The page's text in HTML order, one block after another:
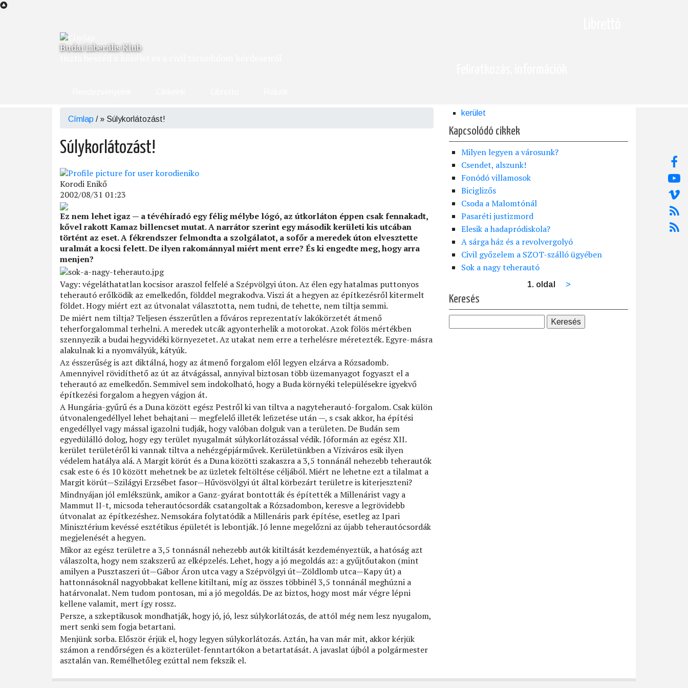
Ugrás
Budai Liberális Klub
Morzsa
Címlap / Súlykorlátozást!
Súlykorlátozást!
Korodi Enikő
2002/08/31 01:23
Ez nem lehet igaz — a tévéhíradó egy félig mélybe lógó, az útkorláton éppen csak fennakadt,
kővel rakott Kamaz billencset mutat. A narrátor szerint egy második kerületi kis utcában
történt az eset. A fékrendszer felmondta a szolgálatot, a sofőr a meredek úton elvesztette
uralmát a kocsi felett. De ilyen rakománnyal miért ment erre? És ki engedte meg, hogy arra
menjen?
Vagy: végeláthatatlan kocsisor araszol felfelé a Szépvölgyi úton. Az élen egy hatalmas puttonyos
teherautó erőlködik az emelkedőn, földdel megrakodva. Viszi át a hegyen az építkezésről kitermelt
földet. Hogy miért ezt az útvonalat választotta, nem tudni, de tehette, nem tiltja semmi.
De miért nem tiltja? Teljesen ésszerűtlen a főváros reprezentatív lakókörzetét átmenő
teherforgalommal terhelni. A meredek utcák agyonterhelik a motorokat. Azok fölös mértékben
szennyezik a budai hegyvidéki környezetet. Az utakat nem erre a terhelésre méretezték. Egyre-másra
alakulnak ki a nyomvályúk, kátyúk.
Az ésszerűség is azt diktálná, hogy az átmenő forgalom elől legyen elzárva a Rózsadomb.
Amennyivel rövidíthető az út az átvágással, annyival biztosan több üzemanyagot fogyaszt el a
teherautó az emelkedőn. Semmivel sem indokolható, hogy a Buda környéki településekre igyekvő
építkezési forgalom a hegyen vágjon át.
A Hungária-gyűrű és a Duna között egész Pestről ki van tiltva a nagyteherautó-forgalom. Csak külön
útvonalengedéllyel lehet behajtani — megfelelő illeték leﬁzetése után —, s csak akkor, ha építési
engedéllyel vagy mással igazolni tudják, hogy valóban dolguk van a területen. De Budán sem
egyedülálló dolog, hogy egy terület nyugalmát súlykorlátozással védik. Jóformán az egész XII.
kerület területéről ki vannak tiltva a nehézgépjárművek. Kerületünkben a Víziváros esik ilyen
védelem hatálya alá. A Margit körút és a Duna közötti szakaszra a 3,5 tonnánál nehezebb teherautók
csak este 6 és 10 között mehetnek be az üzletek feltöltése céljából. Miért ne lehetne ezt a tilalmat a
Margit körút—Szilágyi Erzsébet fasor—Hűvösvölgyi út által körbezárt területre is kiterjeszteni?
Mindnyájan jól emlékszünk, amikor a Ganz-gyárat bontották és építették a Millenárist vagy a
Mammut II-t, micsoda teherautócsordák csatangoltak a Rózsadombon, keresve a legrövidebb
útvonalat az építkezéshez. Nemsokára folytatódik a Millenáris park építése, esetleg az Ipari
Minisztérium kevéssé esztétikus épületét is lebontják. Jó lenne megelőzni az újabb teherautócsordák
megjelenését a hegyen.
Mikor az egész területre a 3,5 tonnásnál nehezebb autók kitiltását kezdeményeztük, a hatóság azt
válaszolta, hogy nem szakszerű az elképzelés. Lehet, hogy a jó megoldás az: a gyűjtőutakon (mint
amilyen a Pusztaszeri út—Gábor Áron utca vagy a Szépvölgyi út—Zöldlomb utca—Kapy út) a
hattonnásoknál nagyobbakat kellene kitiltani, míg az összes többinél 3,5 tonnánál meghúzni a
határvonalat. Nem tudom pontosan, mi a jó megoldás. De az biztos, hogy most már végre lépni
kellene valamit, mert így rossz.
Persze, a szkeptikusok mondhatják, hogy jó, jó, lesz súlykorlátozás, de attól még nem lesz nyugalom,
mert senki sem fogja betartani.
Menjünk sorba. Először érjük el, hogy legyen súlykorlátozás. Aztán, ha van már mit, akkor kérjük
számon a rendőrségen és a közterület-fenntartókon a betartatását. A javaslat újból a polgármester
asztalán van. Remélhetőleg ezúttal nem fekszik el.
kerület
Kapcsolódó cikkek
Milyen legyen a városunk?
Csendet, alszunk!
Fonódó villamosok
Biciglizős
Csoda a Malomtónál
Pasaréti justizmord
Elesik a hadapródiskola?
A sárga ház és a revolvergolyó
Civil győzelem a SZOT-szálló ügyében
Sok a nagy teherautó
1. oldal
Következő
>
Keresés